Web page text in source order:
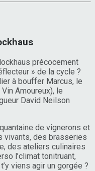
précocement
» de la cycle ?
à bouffer Marcus, le
Amoureux), le
David Neilson
de vignerons et
vivants, des brasseries
des ateliers culinaires
l’climat tonitruant,
viens agir un gorgée ?